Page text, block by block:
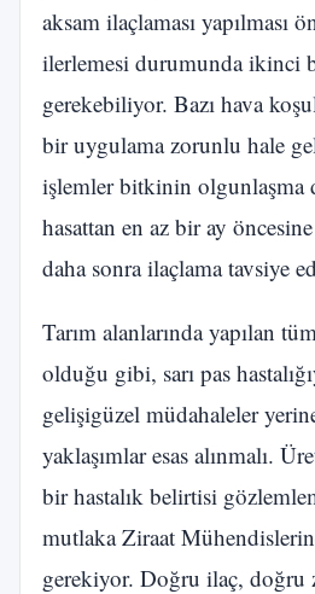
aksam ilaçlaması yapılması
ilerlemesi durumunda ikinci
gerekebiliyor. Bazı hava
bir uygulama zorunlu hale
işlemler bitkinin olgunlaşma
hasattan en az bir ay
daha sonra ilaçlama tavsiye
Tarım alanlarında yapılan
olduğu gibi, sarı pas
gelişigüzel müdahaleler
yaklaşımlar esas alınmalı.
bir hastalık belirtisi
mutlaka Ziraat
gerekiyor. Doğru ilaç, doğru